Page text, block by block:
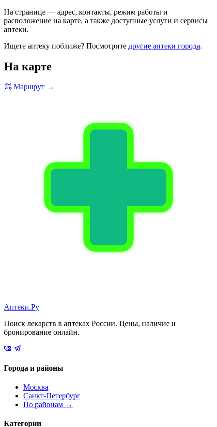
На странице — адрес, контакты, режим работы и
расположение на карте, а также доступные услуги и сервисы
аптеки.
Ищете аптеку поближе? Посмотрите другие аптеки города.
На карте
Маршрут →
Аптеки.Ру
Поиск лекарств в аптеках России. Цены, наличие и
бронирование онлайн.
Города и районы
Москва
Санкт-Петербург
По районам →
Категории